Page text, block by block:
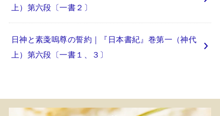
上）第六段〔一書２〕
日神と素戔嗚尊の誓約｜『日本書紀』巻第一（神代
上）第六段〔一書１、３〕